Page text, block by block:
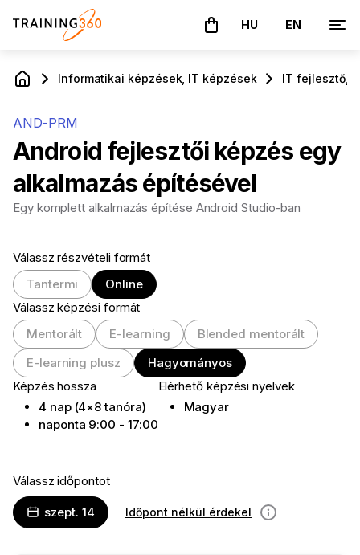
A kosár üres
HU EN
Informatikai képzések, IT képzések IT fejlesztő,
AND-PRM
Android fejlesztői képzés egy
alkalmazás építésével
Egy komplett alkalmazás építése Android Studio-ban
Válassz részvételi formát
Tantermi
Online
Válassz képzési formát
Mentorált
E-learning
Blended mentorált
E-learning plusz
Hagyományos
Képzés hossza
4 nap (4×8 tanóra)
naponta 9:00 - 17:00
Elérhető képzési nyelvek
Magyar
Válassz időpontot
szept. 14 Időpont nélkül érdekel
információ